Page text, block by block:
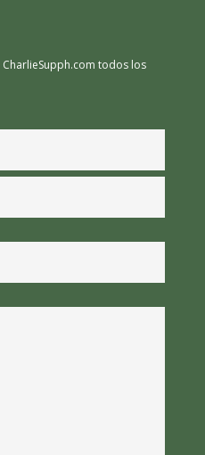
CharlieSupph.com todos los